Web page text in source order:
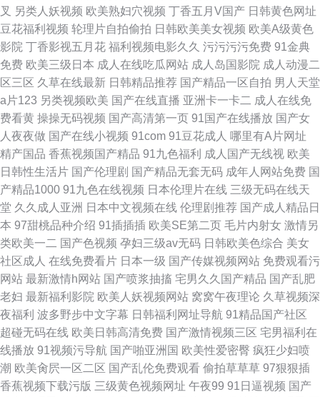
叉 另类人妖视频 欧美熟妇穴视频 丁香五月V国产 日韩黄色网址
豆花福利视频 轮理片自拍偷拍 日韩欧美美女视频 欧美A级黄色
影院 丁香影视五月花 福利视频电影久久 污污污污免费 91金典
免费 欧美三级日本 成人在线吃瓜网站 成人岛国影院 成人动漫二
区三区 久草在线最新 日韩精品推荐 国产精品一区自拍 男人天堂
a片123 另类视频欧美 国产在线直播 亚洲卡一卡二 成人在线免
费看黄 操操无码视频 国产高清第一页 91国产在线播放 国产女
人夜夜做 国产在线小视频 91com 91豆花成人 哪里有A片网址
精产国品 香蕉视频国产精品 91九色福利 成人国产无线视 欧美
日韩性生活片 国产伦理剧 国产精品无套无码 成年人网站免费 国
产精品1000 91九色在线视频 日本伦理片在线 三级无码在线天
堂 久久成人亚洲 日本中文视频在线 伦理剧推荐 国产成人精品日
本 97甜桃品种介绍 91插插插 欧美SE第二页 毛片内射女 激情另
类欧美一二 国产色视频 孕妇三级av无码 日韩欧美色综合 美女
社区成人 在线免费看片 日本一级 国产传媒视频网站 免费观看污
网站 最新激情h网站 国产喷浆抽搐 宅男久久国产精品 国产乱肥
老妇 最新福利影院 欧美人妖视频网站 窝窝午夜理论 久草视频深
夜福利 波多野步中文字幕 日韩福利网址导航 91精品国产社区
超碰无码在线 欧美日韩高清免费 国产激情视频三区 宅男福利在
线播放 91视频污导航 国产啪亚洲国 欧美性爱密臀 疯狂少妇喷
潮 欧美肏屄一区二区 国产乱伦免费观看 偷拍草草草 97狠狠插
香蕉视频下载污版 三级黄色视频网址 午夜99 91日逼视频 国产